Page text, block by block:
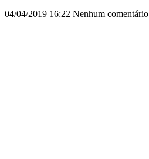
04/04/2019 16:22 Nenhum comentário